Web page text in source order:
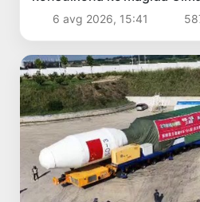
qaytarildi
6 avg 2026, 15:41